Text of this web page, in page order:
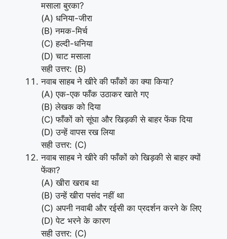
मसाला बुरका?
(A) धनिया-जीरा
(B) नमक-मिर्च
(C) हल्दी-धनिया
(D) चाट मसाला
सही उत्तर: (B)
नवाब साहब ने खीरे की फाँकों का क्या किया?
(A) एक-एक फाँक उठाकर खाते गए
(B) लेखक को दिया
(C) फाँकों को सूंघा और खिड़की से बाहर फेंक दिया
(D) उन्हें वापस रख लिया
सही उत्तर: (C)
नवाब साहब ने खीरे की फाँकों को खिड़की से बाहर क्यों
फेंका?
(A) खीरा खराब था
(B) उन्हें खीरा पसंद नहीं था
(C) अपनी नवाबी और रईसी का प्रदर्शन करने के लिए
(D) पेट भरने के कारण
सही उत्तर: (C)